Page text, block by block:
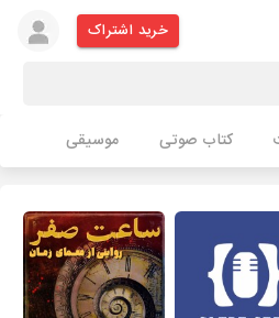
خرید اشتراک
کتاب صوتی موسیقی